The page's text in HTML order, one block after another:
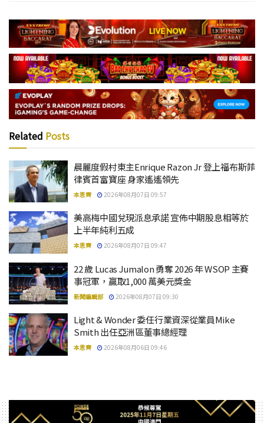
Related Posts
晨麗度假村東主Enrique Razon Jr 登上福布斯菲
律賓首富寶座 身家遙遙領先
本思齊 2026年08月07日 09:57
美高梅中國兌現派息承諾 宣佈中期股息相等於
上半年純利五成
本思齊 2026年08月07日 09:47
22 歲 Lucas Jumalon 勇奪 2026 年 WSOP 主賽
事冠軍，贏取1,000 萬美元獎金
新聞編輯部 2026年08月07日 09:30
Light & Wonder 委任行業資深從業員Mike
Smith 出任亞洲區董事總經理
本思齊 2026年08月06日 09:46